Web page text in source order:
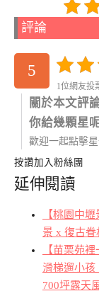
評論
5
1位網友投
關於本文評
你給幾顆星
歡迎一起點擊
按讚加入粉絲團
延伸閱讀
【桃園中
景 x 復古眷
【苗栗苑
滑梯遛小孩
700坪露天